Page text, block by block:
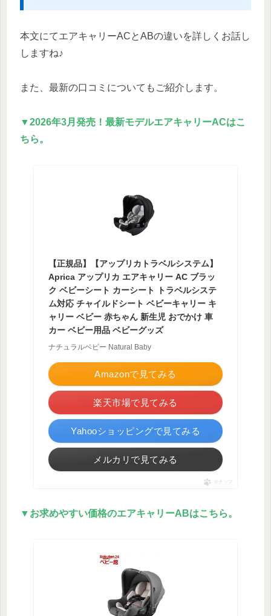
本文にてエアキャリーACとABの違いを詳しくお話し
しますね♪
また、最新の口コミについてもご紹介します。
▼2026年3月発売！最新モデルエアキャリーACはこ
ちら。
【正規品】【アップリカトラベルシステム】
Aprica アップリカ エアキャリー AC ブラッ
ク ベビーシート カーシート トラベルシステ
ム対応 チャイルドシート ベビーキャリー キ
ャリー ベビー 赤ちゃん 新生児 おでかけ 車
カー ベビー用品 ベビーグッズ
ナチュラルベビー Natural Baby
Amazonで見てみる
楽天市場で見てみる
Yahooショッピングで見てみる
メルカリで見てみる
ポチップ
▼お求めやすい価格のエアキャリーABはこちら。